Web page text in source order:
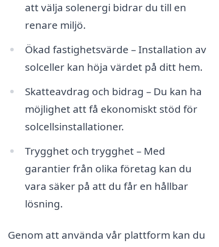
att välja solenergi bidrar du till en
renare miljö.
Ökad fastighetsvärde – Installation av
solceller kan höja värdet på ditt hem.
Skatteavdrag och bidrag – Du kan ha
möjlighet att få ekonomiskt stöd för
solcellsinstallationer.
Trygghet och trygghet – Med
garantier från olika företag kan du
vara säker på att du får en hållbar
lösning.
Genom att använda vår plattform kan du